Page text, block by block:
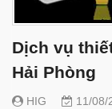
Dịch vụ
Hải Phòng
HIG 11/08/